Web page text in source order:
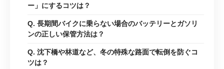
ー」にするコツは？
Q. 長期間バイクに乗らない場合のバッテリーとガソリ
ンの正しい保管方法は？
Q. 沈下橋や林道など、冬の特殊な路面で転倒を防ぐコ
ツは？